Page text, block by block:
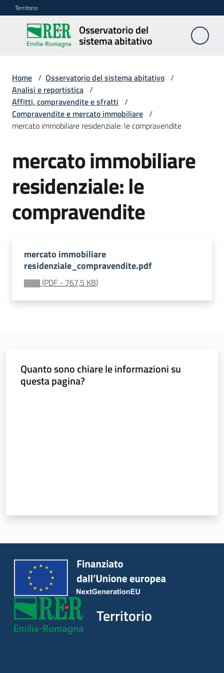
Vai al contenuto
Vai alla navigazione
Vai al footer
Territorio
Osservatorio del
sistema abitativo
Osservatorio
del sistema
Studi
e
ricerche
Seminari
eventi
Anagrafe
Osservatorio
abitativi
Territorio
Piani Programmi
Home / Osservatorio del sistema abitativo /
Analisi e reportistica /
Affitti, compravendite e sfratti /
Compravendite e mercato immobiliare /
mercato immobiliare residenziale: le compravendite
mercato immobiliare
residenziale: le
compravendite
mercato immobiliare
residenziale_compravendite.pdf
(PDF - 767,5 KB)
Quanto sono chiare le informazioni su
questa pagina?
Territorio